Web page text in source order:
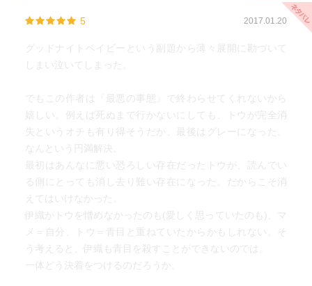
5 2017.01.20
グッドナイトベイビーという副題から薄々展開に勘づいて
しまい泣いてしまった。
でもこの作者は『最悪の事態』で終わらせてくれないから
嬉しい。例えば死ぬまで行かないにしても、トウが完全消
失というオチも有り得そうだが、最後はグレーになった。
なんという円満解決。
最初はあんなに悪い恐ろしい存在だったトウが、読んでい
る側にとっても消し去り難い存在になった。だからこそ消
えてはいけなかった。
伊織がトウを憎めなかったのも(愛しく思っていたのも)、マ
メ＝自分、トウ＝青目と重ねていたからかもしれない。そ
う考えると、伊織も青目を殺すことができないのでは。
一体どう決着をつけるのだろうか。